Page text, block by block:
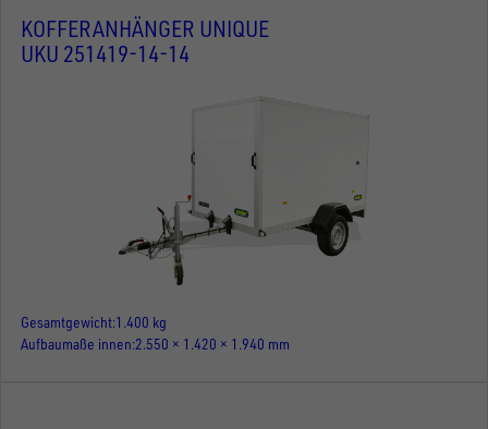
KOFFERANHÄNGER UNIQUE
UKU 251419-14-14
Gesamtgewicht 1.400 kg
Aufbaumaße innen 2.550 × 1.420 × 1.940 mm